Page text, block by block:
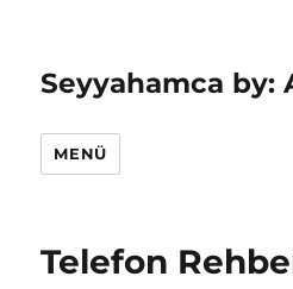
Seyyahamca by:
MENÜ
Telefon